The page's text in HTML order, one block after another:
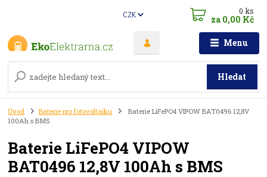
Menu
CZK
Hledat
0ks
za 0,00 Kč
Úvod Baterie pro fotovoltaiku
Baterie LiFePO4 VIPOW BAT0496 12,8V
100Ah s BMS
Baterie LiFePO4 VIPOW
BAT0496 12,8V 100Ah s BMS